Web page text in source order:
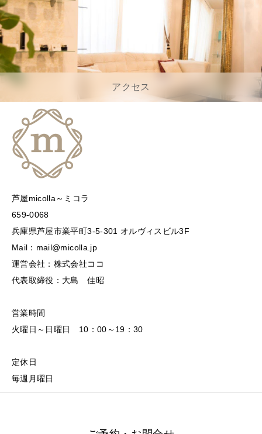
アクセス
芦屋micolla～ミコラ
659-0068
兵庫県芦屋市業平町3-5-301 オルヴィスビル3F
Mail：mail@micolla.jp
運営会社：株式会社ココ
代表取締役：大島 佳昭
営業時間
火曜日～日曜日 10：00～19：30
定休日
毎週月曜日